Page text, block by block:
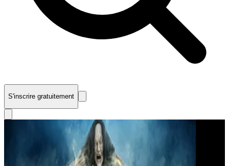
S'inscrire gratuitement